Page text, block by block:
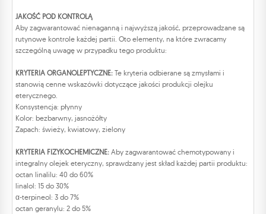
JAKOŚĆ POD KONTROLĄ
Aby zagwarantować nienaganną i najwyższą jakość, przeprowadzane są
rutynowe kontrole każdej partii. Oto elementy, na które zwracamy
szczególną uwagę w przypadku tego produktu:
KRYTERIA ORGANOLEPTYCZNE: Te kryteria odbierane są zmysłami i
stanowią cenne wskazówki dotyczące jakości produkcji olejku
eterycznego.
Konsystencja: płynny
Kolor: bezbarwny, jasnożółty
Zapach: świeży, kwiatowy, zielony
KRYTERIA FIZYKOCHEMICZNE: Aby zagwarantować chemotypowany i
integralny olejek eteryczny, sprawdzany jest skład każdej partii produktu:
octan linalilu: 40 do 60%
linalol: 15 do 30%
α-terpineol: 3 do 7%
octan geranylu: 2 do 5%